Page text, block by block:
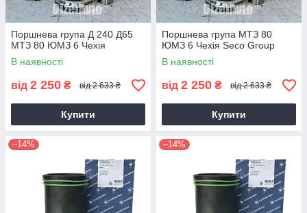
Поршнева група Д 240 Д65
МТЗ 80 ЮМЗ 6 Чехія
В наявності
від 2 250 ₴ від 2 633 ₴
Купити
Поршнева група МТЗ 80
ЮМЗ 6 Чехія Seco Group
В наявності
від 2 250 ₴ від 2 633 ₴
Купити
–14% –14%